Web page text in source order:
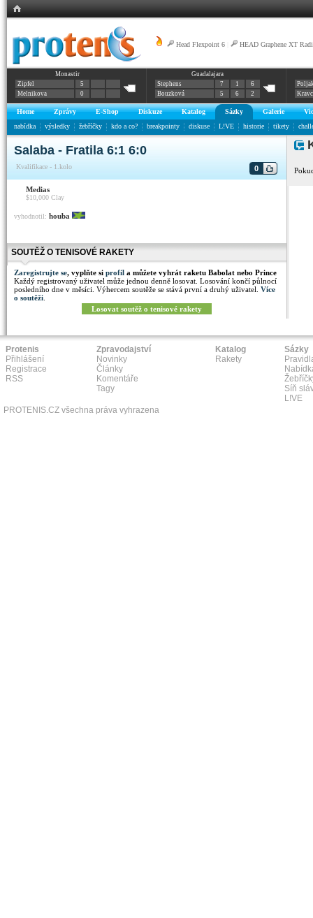
Head Flexpoint 6 HEAD Graphene XT
Monastir
Zipfel
5
Melnikova
0
Guadalajara
Stephens
7 1
6
Bouzková
5 6 2
Home Zprávy E-Shop Diskuze Katalog Sázky Galerie
nabídka
výsledky žebříčky kdo a co? breakpointy diskuse L!VE historie tikety
Salaba - Fratila 6:1 6:0
Kvalifikace - 1.kolo 0
Medias
$10,000 Clay
vyhodnotil: houba
SOUTĚŽ O TENISOVÉ RAKETY
Zaregistrujte se, vyplňte si profil a můžete vyhrát raketu Babolat nebo Prince
Každý registrovaný uživatel může jednou denně losovat. Losování končí půlnocí
posledního dne v měsíci. Výhercem soutěže se stává první a druhý uživatel. Více
o soutěži
Losovat soutěž o tenisové rakety
Protenis
Přihlášení
Registrace
RSS
Zpravodajství
Novinky
Články
Komentáře
Tagy
Katalog
Rakety
Sázky
Síň
L!VE
PROTENIS.CZ všechna práva vyhrazena